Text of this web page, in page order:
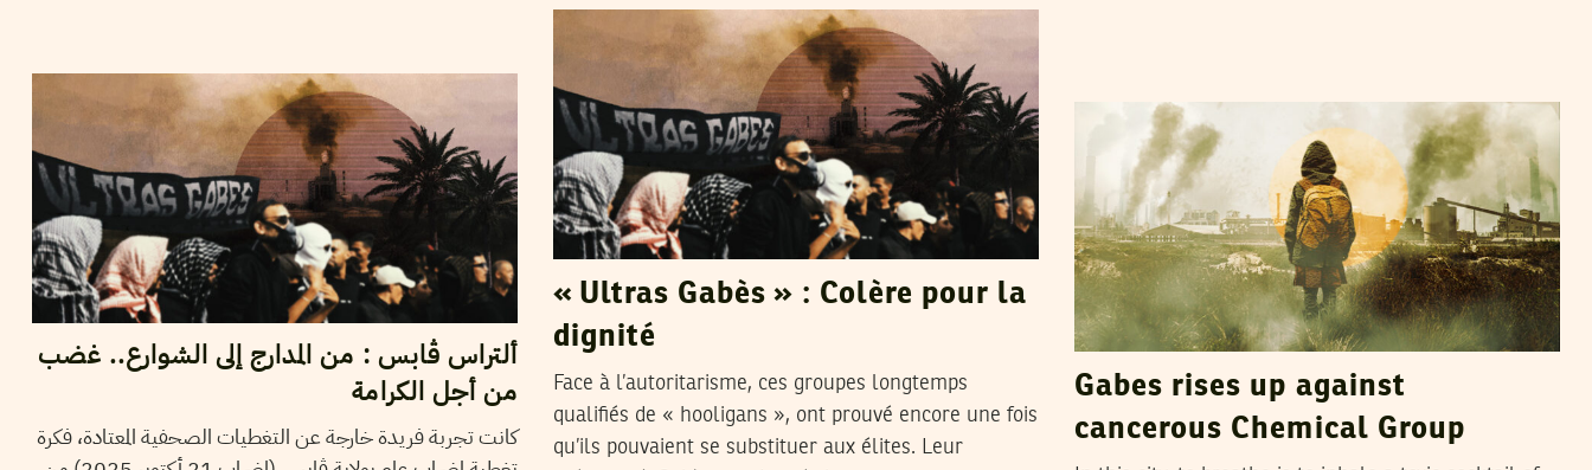
« Ultras Gabès » : Colère pour la
dignité
Face à l’autoritarisme, ces groupes longtemps
qualifiés de « hooligans », ont prouvé encore une fois
qu’ils pouvaient se substituer aux élites. Leur
ألتراس ڨابس : من المدارج إلى الشوارع.. غضب
من أجل الكرامة
كانت تجربة فريدة خارجة عن التغطيات الصحفية المعتادة، فكرة
Gabes rises up against
cancerous Chemical Group